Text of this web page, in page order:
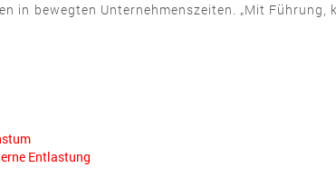
bewegten Unternehmenszeiten. „Mit
Entlastung